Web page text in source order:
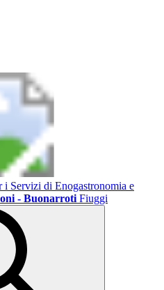
i Servizi di Enogastronomia e
- Buonarroti Fiuggi